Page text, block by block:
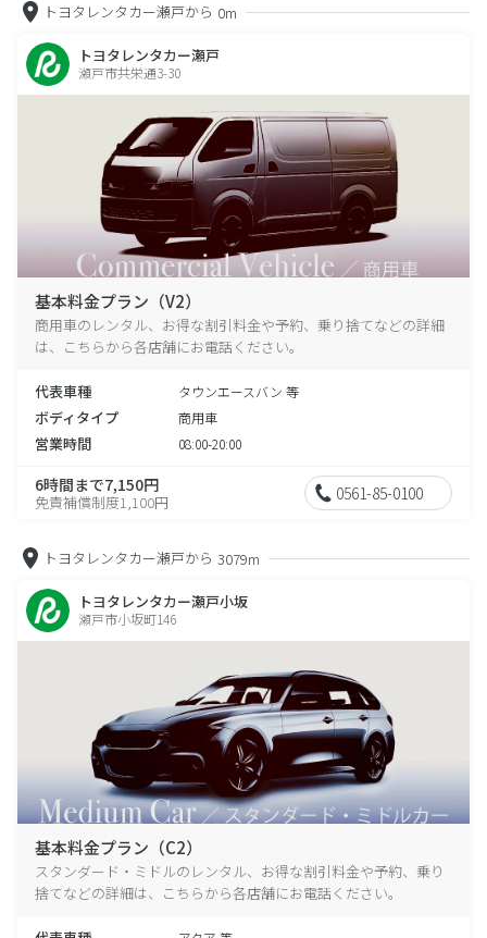
トヨタレンタカー瀬戸から 0m
トヨタレンタカー瀬戸
瀬戸市共栄通3-30
基本料金プラン（V2）
商用車のレンタル、お得な割引料金や予約、乗り捨てなどの詳細
は、こちらから各店舗にお電話ください。
代表車種 タウンエースバン 等
ボディタイプ 商用車
営業時間 08:00-20:00
6時間まで7,150円
免責補償制度1,100円 0561-85-0100
トヨタレンタカー瀬戸から 3079m
トヨタレンタカー瀬戸小坂
瀬戸市小坂町146
基本料金プラン（C2）
スタンダード・ミドルのレンタル、お得な割引料金や予約、乗り
捨てなどの詳細は、こちらから各店舗にお電話ください。